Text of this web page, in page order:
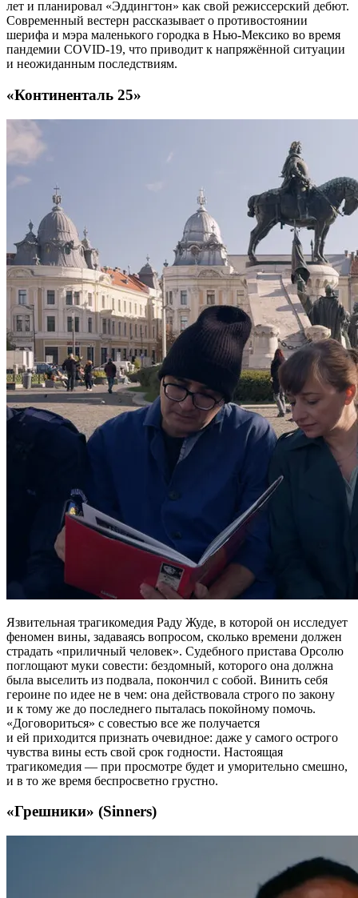
лет и планировал «Эддингтон» как свой режиссерский дебют.
Современный вестерн рассказывает о противостоянии
шерифа и мэра маленького городка в Нью-Мексико во время
пандемии COVID-19, что приводит к напряжённой ситуации
и неожиданным последствиям.
«Континенталь 25»
Язвительная трагикомедия Раду Жуде, в которой он исследует
феномен вины, задаваясь вопросом, сколько времени должен
страдать «приличный человек». Судебного пристава Орсолю
поглощают муки совести: бездомный, которого она должна
была выселить из подвала, покончил с собой. Винить себя
героине по идее не в чем: она действовала строго по закону
и к тому же до последнего пыталась покойному помочь.
«Договориться» с совестью все же получается
и ей приходится признать очевидное: даже у самого острого
чувства вины есть свой срок годности. Настоящая
трагикомедия — при просмотре будет и уморительно смешно,
и в то же время беспросветно грустно.
«Грешники» (Sinners)